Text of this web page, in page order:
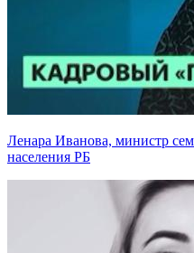
Ленара Иванова, министр
населения РБ